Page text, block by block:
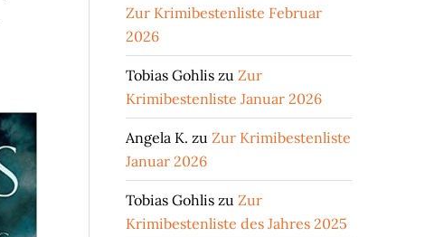
Zur Krimibestenliste Februar
2026
Tobias Gohlis zu Zur
Krimibestenliste Januar 2026
Angela K. zu Zur Krimibestenliste
Januar 2026
Tobias Gohlis zu Zur
Krimibestenliste des Jahres 2025